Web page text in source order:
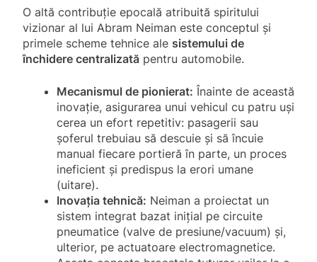
O altă contribuție epocală atribuită spiritului
vizionar al lui Abram Neiman este conceptul și
primele scheme tehnice ale sistemului de
închidere centralizată pentru automobile.
Mecanismul de pionierat: Înainte de această
inovație, asigurarea unui vehicul cu patru uși
cerea un efort repetitiv: pasagerii sau
șoferul trebuiau să descuie și să încuie
manual fiecare portieră în parte, un proces
ineficient și predispus la erori umane
(uitare).
Inovația tehnică: Neiman a proiectat un
sistem integrat bazat inițial pe circuite
pneumatice (valve de presiune/vacuum) și,
ulterior, pe actuatoare electromagnetice.